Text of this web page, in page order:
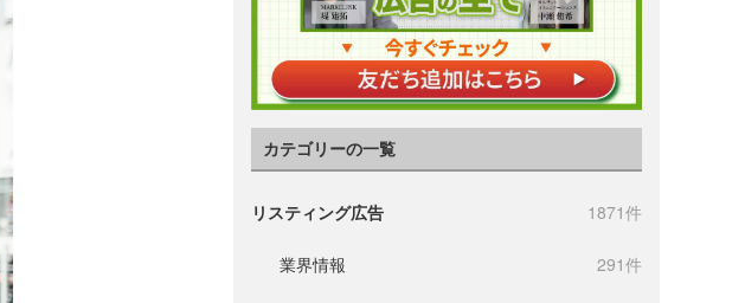
カテゴリーの一覧
リスティング広告 1871件
業界情報 291件